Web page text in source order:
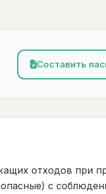
Составить
отходов при
с